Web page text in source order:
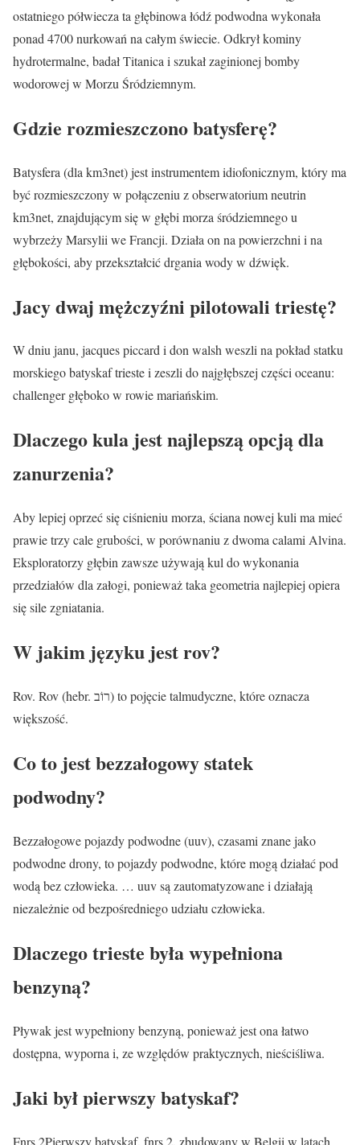
ostatniego półwiecza ta głębinowa łódź podwodna wykonała
ponad 4700 nurkowań na całym świecie. Odkrył kominy
hydrotermalne, badał Titanica i szukał zaginionej bomby
wodorowej w Morzu Śródziemnym.
Gdzie rozmieszczono batysferę?
Batysfera (dla km3net) jest instrumentem idiofonicznym, który ma
być rozmieszczony w połączeniu z obserwatorium neutrin
km3net, znajdującym się w głębi morza śródziemnego u
wybrzeży Marsylii we Francji. Działa on na powierzchni i na
głębokości, aby przekształcić drgania wody w dźwięk.
Jacy dwaj mężczyźni pilotowali triestę?
W dniu janu, jacques piccard i don walsh weszli na pokład statku
morskiego batyskaf trieste i zeszli do najgłębszej części oceanu:
challenger głęboko w rowie mariańskim.
Dlaczego kula jest najlepszą opcją dla
zanurzenia?
Aby lepiej oprzeć się ciśnieniu morza, ściana nowej kuli ma mieć
prawie trzy cale grubości, w porównaniu z dwoma calami Alvina.
Eksploratorzy głębin zawsze używają kul do wykonania
przedziałów dla załogi, ponieważ taka geometria najlepiej opiera
się sile zgniatania.
W jakim języku jest rov?
Rov. Rov (hebr. רוֹב) to pojęcie talmudyczne, które oznacza
większość.
Co to jest bezzałogowy statek
podwodny?
Bezzałogowe pojazdy podwodne (uuv), czasami znane jako
podwodne drony, to pojazdy podwodne, które mogą działać pod
wodą bez człowieka. … uuv są zautomatyzowane i działają
niezależnie od bezpośredniego udziału człowieka.
Dlaczego trieste była wypełniona
benzyną?
Pływak jest wypełniony benzyną, ponieważ jest ona łatwo
dostępna, wyporna i, ze względów praktycznych, nieściśliwa.
Jaki był pierwszy batyskaf?
Fnrs 2Pierwszy batyskaf, fnrs 2, zbudowany w Belgii w latach